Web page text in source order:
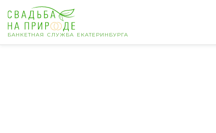
БАНКЕТНАЯ СЛУЖБА ЕКАТЕРИНБУРГА